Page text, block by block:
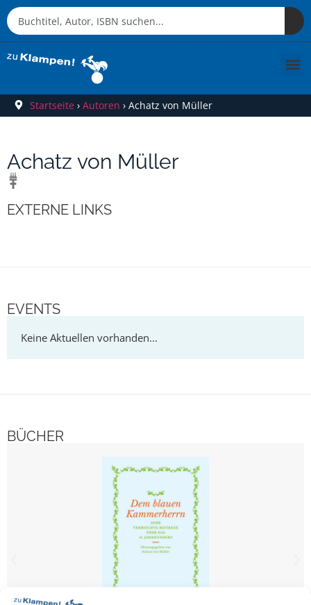
Startseite › Autoren › Achatz von Müller
Achatz von Müller
EXTERNE LINKS
EVENTS
BÜCHER